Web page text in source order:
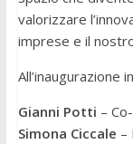
valorizzare
imprese e il
All’inaugurazione
Gianni Potti –
Simona Ciccale –